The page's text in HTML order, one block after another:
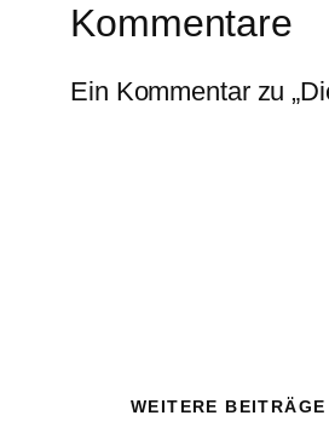
Kommentare
Ein Kommentar zu
WEITERE BEITRÄGE